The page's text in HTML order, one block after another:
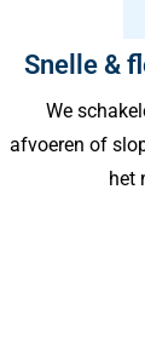
Snelle &
We
afvoeren of
het